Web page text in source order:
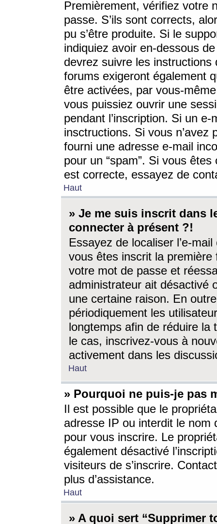
Premièrement, vérifiez votre
passe. S’ils sont corrects,
pu s’être produite. Si le
indiquiez avoir en-dessous
devrez suivre les
forums exigeront également
être activées, par vous-
vous puissiez ouvrir une
pendant l’inscription. Si un
insctructions. Si vous n’avez
fourni une adresse e-mail
pour un “spam”. Si vous
est correcte, essayez de
Haut
» Je me suis inscrit dans
connecter à présent ?!
Essayez de localiser l’e-
vous êtes inscrit la première
votre mot de passe et
administrateur ait désactivé
une certaine raison. En
périodiquement les
longtemps afin de réduire la
le cas, inscrivez-vous à
activement dans les
Haut
» Pourquoi ne puis-je pas
Il est possible que le
adresse IP ou interdit le nom
pour vous inscrire. Le
également désactivé
visiteurs de s’inscrire.
plus d’assistance.
Haut
» A quoi sert “Supprimer